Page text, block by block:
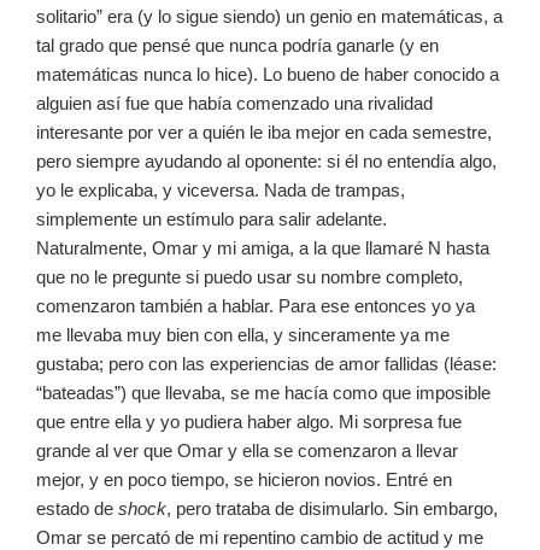
solitario” era (y lo sigue siendo) un genio en matemáticas, a
tal grado que pensé que nunca podría ganarle (y en
matemáticas nunca lo hice). Lo bueno de haber conocido a
alguien así fue que había comenzado una rivalidad
interesante por ver a quién le iba mejor en cada semestre,
pero siempre ayudando al oponente: si él no entendía algo,
yo le explicaba, y viceversa. Nada de trampas,
simplemente un estímulo para salir adelante.
Naturalmente, Omar y mi amiga, a la que llamaré N hasta
que no le pregunte si puedo usar su nombre completo,
comenzaron también a hablar. Para ese entonces yo ya
me llevaba muy bien con ella, y sinceramente ya me
gustaba; pero con las experiencias de amor fallidas (léase:
“bateadas”) que llevaba, se me hacía como que imposible
que entre ella y yo pudiera haber algo. Mi sorpresa fue
grande al ver que Omar y ella se comenzaron a llevar
mejor, y en poco tiempo, se hicieron novios. Entré en
estado de shock, pero trataba de disimularlo. Sin embargo,
Omar se percató de mi repentino cambio de actitud y me